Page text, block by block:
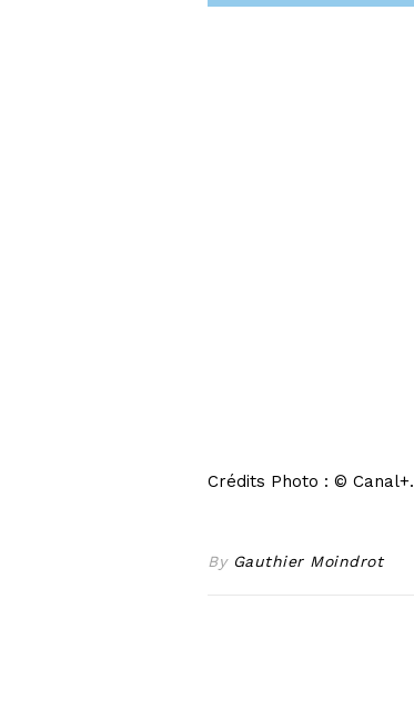
Crédits Photo : © Canal+.
By Gauthier Moindrot